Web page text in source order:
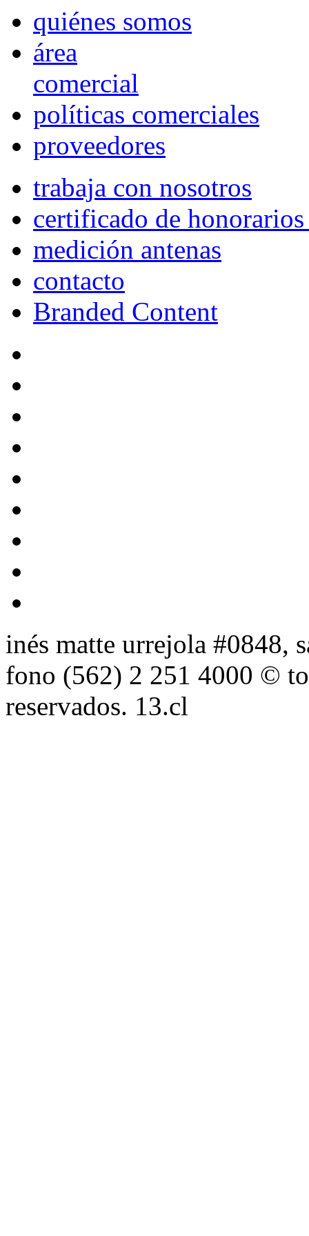
quiénes somos
área
comercial
políticas comerciales
proveedores
trabaja con nosotros
certificado de
medición antenas
contacto
Branded Content
inés matte urrejola #0848,
fono (562) 2 251 4000 ©
reservados. 13.cl